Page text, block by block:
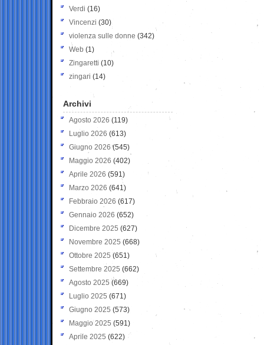
Verdi (16)
Vincenzi (30)
violenza sulle donne (342)
Web (1)
Zingaretti (10)
zingari (14)
Archivi
Agosto 2026 (119)
Luglio 2026 (613)
Giugno 2026 (545)
Maggio 2026 (402)
Aprile 2026 (591)
Marzo 2026 (641)
Febbraio 2026 (617)
Gennaio 2026 (652)
Dicembre 2025 (627)
Novembre 2025 (668)
Ottobre 2025 (651)
Settembre 2025 (662)
Agosto 2025 (669)
Luglio 2025 (671)
Giugno 2025 (573)
Maggio 2025 (591)
Aprile 2025 (622)